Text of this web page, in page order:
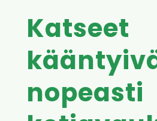
Katseet
nopeasti